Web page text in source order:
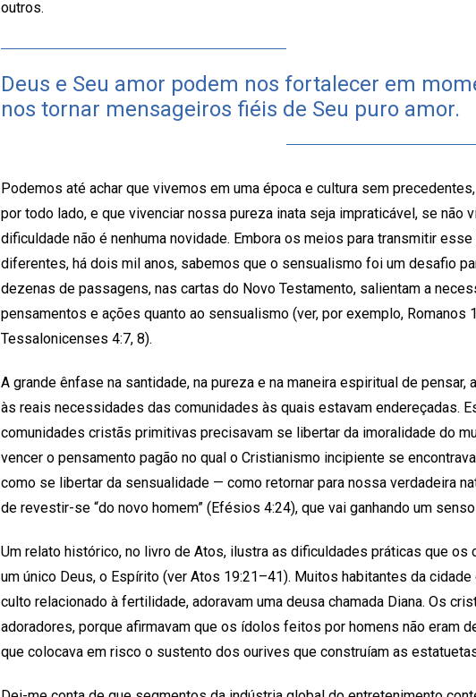
outros.
Deus e Seu amor podem nos fortalecer em
nos tornar mensageiros fiéis de Seu puro amor.
Podemos até achar que vivemos em uma época e cultura sem
por todo lado, e que vivenciar nossa pureza inata seja impraticável, se não
dificuldade não é nenhuma novidade. Embora os meios para transmitir
diferentes, há dois mil anos, sabemos que o sensualismo foi um desafio
dezenas de passagens, nas cartas do Novo Testamento, salientam a
pensamentos e ações quanto ao sensualismo (ver, por exemplo, Romanos
Tessalonicenses 4:7, 8).
A grande ênfase na santidade, na pureza e na maneira espiritual de
às reais necessidades das comunidades às quais estavam endereçadas.
comunidades cristãs primitivas precisavam se libertar da imoralidade do
vencer o pensamento pagão no qual o Cristianismo incipiente se
como se libertar da sensualidade — como retornar para nossa verdadeira
de revestir-se “do novo homem” (Efésios 4:24), que vai ganhando um
Um relato histórico, no livro de Atos, ilustra as dificuldades práticas que os
um único Deus, o Espírito (ver Atos 19:21–41). Muitos habitantes da
culto relacionado à fertilidade, adoravam uma deusa chamada Diana. Os
adoradores, porque afirmavam que os ídolos feitos por homens não eram
que colocava em risco o sustento dos ourives que construíam as